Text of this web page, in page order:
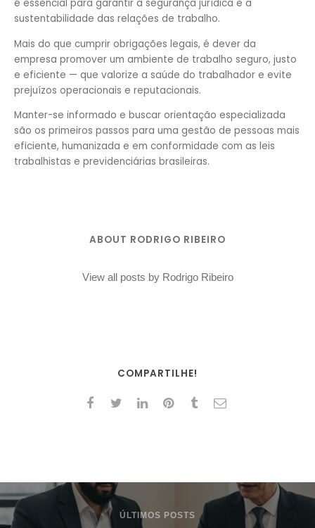
é essencial para garantir a segurança jurídica e a
sustentabilidade das relações de trabalho.
Mais do que cumprir obrigações legais, é dever da
empresa promover um ambiente de trabalho seguro, justo
e eficiente — que valorize a saúde do trabalhador e evite
prejuízos operacionais e reputacionais.
Manter-se informado e buscar orientação especializada
são os primeiros passos para uma gestão de pessoas mais
eficiente, humanizada e em conformidade com as leis
trabalhistas e previdenciárias brasileiras.
ABOUT RODRIGO RIBEIRO
View all posts by Rodrigo Ribeiro
COMPARTILHE!
ÚLTIMOS POSTS